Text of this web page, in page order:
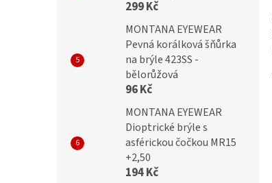
299 Kč
MONTANA EYEWEAR
Pevná korálková šňůrka
na brýle 423SS -
bělorůžová
96 Kč
MONTANA EYEWEAR
Dioptrické brýle s
asférickou čočkou MR15
+2,50
194 Kč